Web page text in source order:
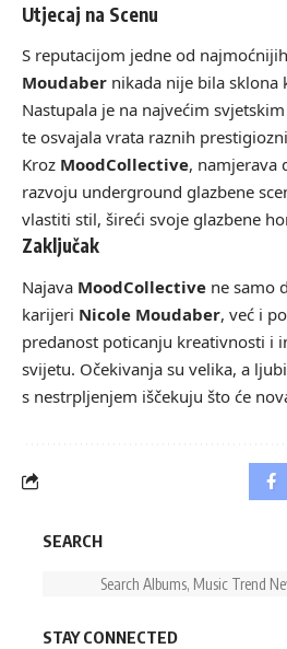
Utjecaj na Scenu
S reputacijom jedne od
Moudaber nikada nije bila sklona
Nastupala je na najvećim
te osvajala vrata raznih
Kroz MoodCollective, namjerava
razvoju underground glazbene
vlastiti stil, šireći svoje glazbene
Zaključak
Najava MoodCollective ne samo
karijeri Nicole Moudaber, već i
predanost poticanju kreativnosti i
svijetu. Očekivanja su velika, a
s nestrpljenjem iščekuju što će
SEARCH
STAY CONNECTED